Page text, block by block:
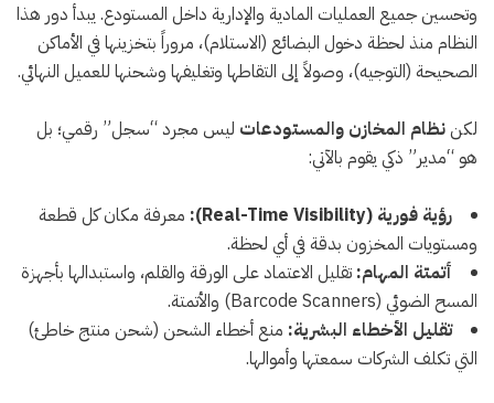
وتحسين جميع العمليات المادية والإدارية داخل المستودع. يبدأ دور هذا
النظام منذ لحظة دخول البضائع (الاستلام)، مروراً بتخزينها في الأماكن
الصحيحة (التوجيه)، وصولاً إلى التقاطها وتغليفها وشحنها للعميل النهائي.
لكننظام المخازن والمستودعات ليس مجرد “سجل” رقمي؛ بل
هو “مدير” ذكي يقوم بالآتي:
رؤية فورية (Real-Time Visibility):
معرفة مكان كل قطعة
ومستويات المخزون بدقة في أي لحظة.
أتمتة المهام: تقليل الاعتماد على الورقة والقلم، واستبدالها بأجهزة
المسح الضوئي (Barcode Scanners) والأتمتة.
تقليل الأخطاء البشرية: منع أخطاء الشحن (شحن منتج خاطئ)
التي تكلف الشركات سمعتها وأموالها.